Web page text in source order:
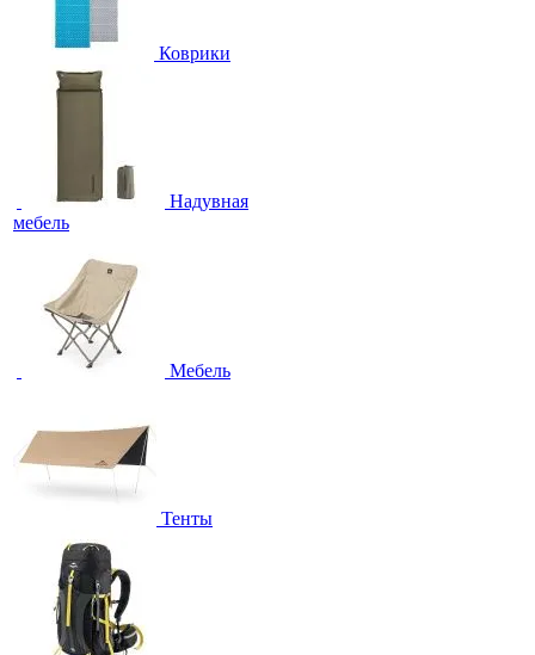
Коврики
Надувная
мебель
Мебель
Тенты